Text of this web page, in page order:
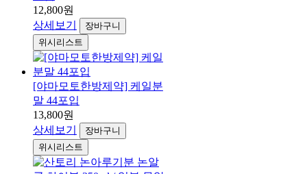
12,800원
상세보기
장바구니
위시리스트
[야마모토한방제약] 케일분
말 44포입
13,800원
상세보기
장바구니
위시리스트